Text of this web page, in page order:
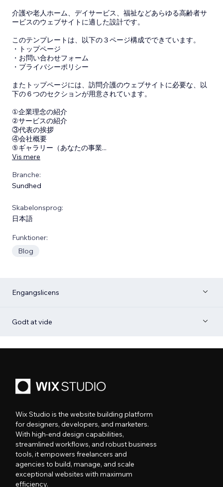
介護や老人ホーム、デイサービス、福祉などあらゆる高齢者サ
ービスのウェブサイトに適した設計です。
このテンプレートは、以下の３ページ構成でできています。
・トップページ
・お問い合わせフォーム
・プライバシーポリシー
またトップページには、訪問介護のウェブサイトに必要な、以
下の６つのセクションが用意されています。
①企業理念の紹介
②サービスの紹介
③代表の挨拶
④会社概要
⑤ギャラリー（あなたの事業...
Vis mere
Branche:
Sundhed
Skabelonsprog:
日本語
Funktioner:
Blog
Engangslicens
Godt at vide
Wix Studio is the website building platform
for designers, developers, and marketers.
With high-end design capabilities,
streamlined workflows, and robust business
tools, it empowers freelancers and
agencies to build, manage, and scale
exceptional websites with maximum
efficiency.